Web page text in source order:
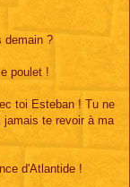
demain ?
poulet !
toi Esteban ! Tu ne
jamais te revoir à ma
d'Atlantide !